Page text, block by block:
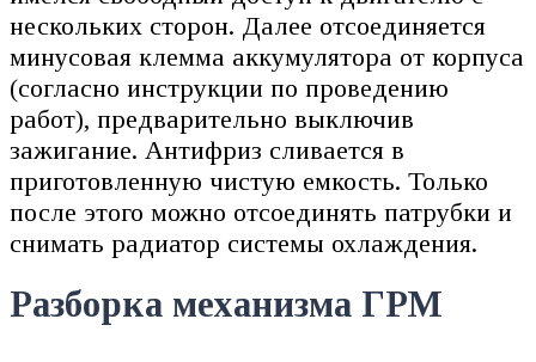
нескольких сторон. Далее отсоединяется
минусовая клемма аккумулятора от корпуса
(согласно инструкции по проведению
работ), предварительно выключив
зажигание. Антифриз сливается в
приготовленную чистую емкость. Только
после этого можно отсоединять патрубки и
снимать радиатор системы охлаждения.
Разборка механизма ГРМ